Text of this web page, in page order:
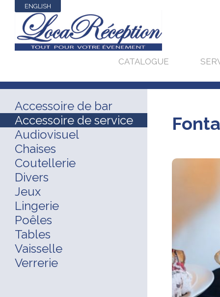
ENGLISH
CATALOGUE
Accessoire de bar
Accessoire de service
Audiovisuel
Chaises
Coutellerie
Divers
Jeux
Lingerie
Poêles
Tables
Vaisselle
Verrerie